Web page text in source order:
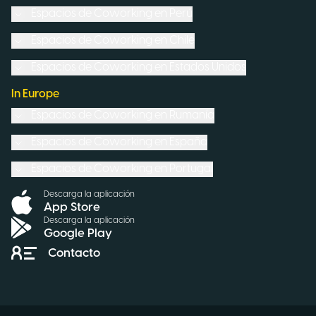
In Europe
Descarga la aplicación
App Store
Descarga la aplicación
Google Play
Contacto